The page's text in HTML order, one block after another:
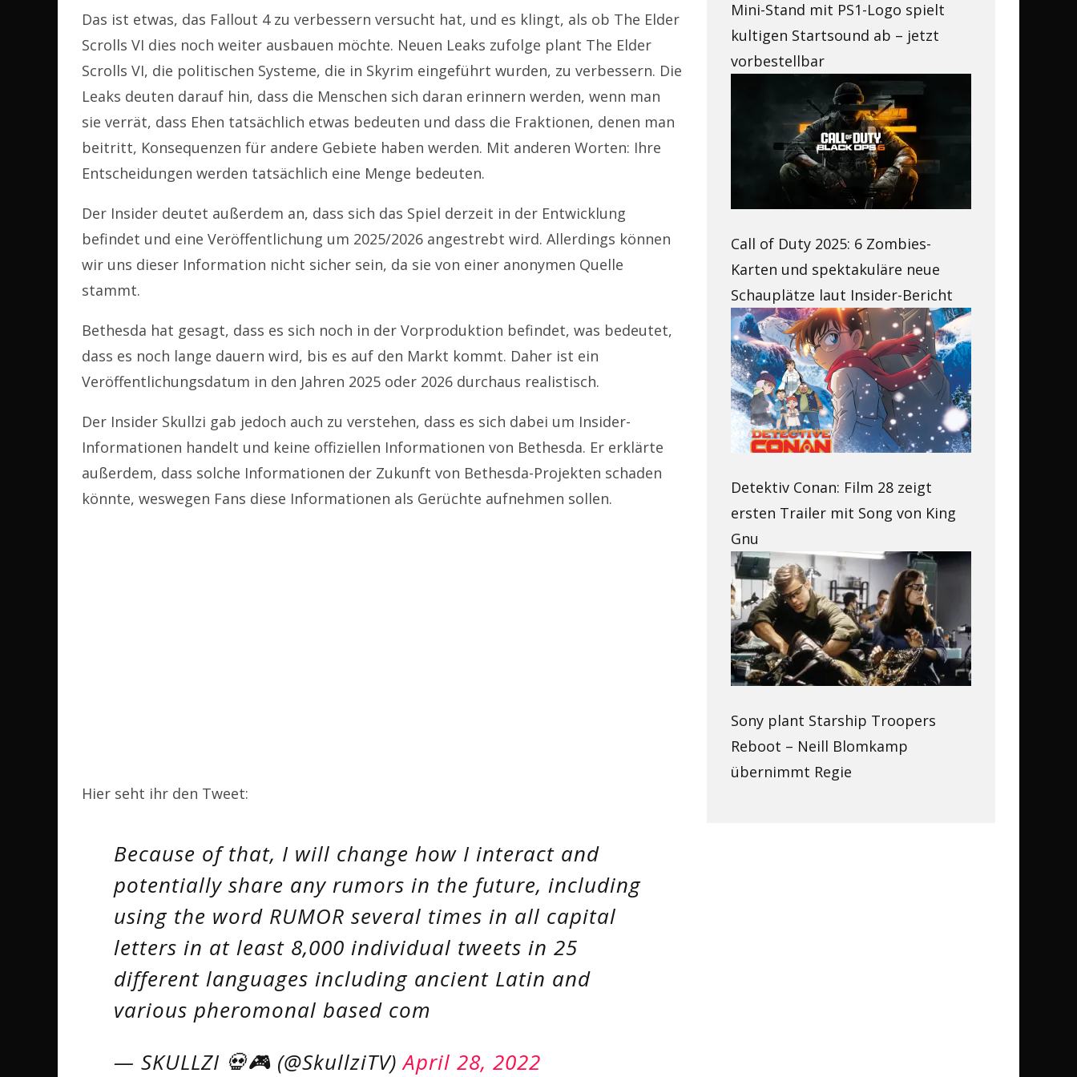
Das ist etwas, das Fallout 4 zu verbessern versucht hat, und es klingt, als ob The Elder
Scrolls VI dies noch weiter ausbauen möchte. Neuen Leaks zufolge plant The Elder
Scrolls VI, die politischen Systeme, die in Skyrim eingeführt wurden, zu verbessern. Die
Leaks deuten darauf hin, dass die Menschen sich daran erinnern werden, wenn man
sie verrät, dass Ehen tatsächlich etwas bedeuten und dass die Fraktionen, denen man
beitritt, Konsequenzen für andere Gebiete haben werden. Mit anderen Worten: Ihre
Entscheidungen werden tatsächlich eine Menge bedeuten.
Der Insider deutet außerdem an, dass sich das Spiel derzeit in der Entwicklung
befindet und eine Veröffentlichung um 2025/2026 angestrebt wird. Allerdings können
wir uns dieser Information nicht sicher sein, da sie von einer anonymen Quelle
stammt.
Bethesda hat gesagt, dass es sich noch in der Vorproduktion befindet, was bedeutet,
dass es noch lange dauern wird, bis es auf den Markt kommt. Daher ist ein
Veröffentlichungsdatum in den Jahren 2025 oder 2026 durchaus realistisch.
Der Insider Skullzi gab jedoch auch zu verstehen, dass es sich dabei um Insider-
Informationen handelt und keine offiziellen Informationen von Bethesda. Er erklärte
außerdem, dass solche Informationen der Zukunft von Bethesda-Projekten schaden
könnte, weswegen Fans diese Informationen als Gerüchte aufnehmen sollen.
Hier seht ihr den Tweet:
Because of that, I will change how I interact and
potentially share any rumors in the future, including
using the word RUMOR several times in all capital
letters in at least 8,000 individual tweets in 25
different languages including ancient Latin and
various pheromonal based com
— SKULLZI 💀🎮 (@SkullziTV)April 28, 2022
Mini-Stand mit PS1-Logo spielt
kultigen Startsound ab – jetzt
vorbestellbar
Call of Duty 2025: 6 Zombies-
Karten und spektakuläre neue
Schauplätze laut Insider-Bericht
Detektiv Conan: Film 28 zeigt
ersten Trailer mit Song von King
Gnu
Sony plant Starship Troopers
Reboot – Neill Blomkamp
übernimmt Regie